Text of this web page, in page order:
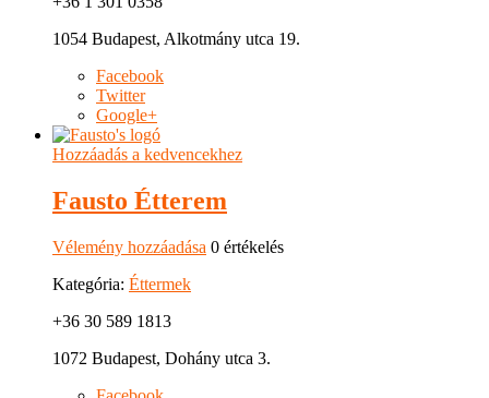
1054 Budapest, Alkotmány utca 19.
Facebook
Twitter
Google+
Hozzáadás a kedvencekhez
Fausto Étterem
Vélemény hozzáadása 0 értékelés
Kategória: Éttermek
+36 30 589 1813
1072 Budapest, Dohány utca 3.